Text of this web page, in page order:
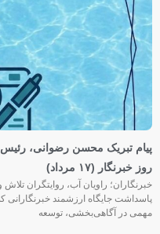
پیام تبریک محسن رضوانی،
روز خبرنگار (۱۷ مرداد)
پاسداشت جایگاه ارزشمند خبرنگارانی
مهمی در آگاهی‌بخشی، توسعه